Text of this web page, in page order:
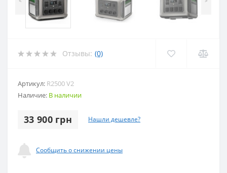
Отзывы: (0)
Артикул: R2500 V2
Наличие: В наличии
33 900 грн Нашли дешевле?
Сообщить о снижении цены